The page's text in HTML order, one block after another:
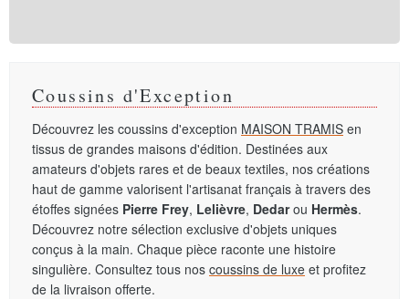
Coussins d'Exception
Découvrez les coussins d'exception MAISON TRAMIS en
tissus de grandes maisons d'édition. Destinées aux
amateurs d'objets rares et de beaux textiles, nos créations
haut de gamme valorisent l'artisanat français à travers des
étoffes signées Pierre Frey, Lelièvre, Dedarou Hermès.
Découvrez notre sélection exclusive d'objets uniques
conçus à la main. Chaque pièce raconte une histoire
singulière. Consultez tous nos coussins de luxe et profitez
de la livraison offerte.